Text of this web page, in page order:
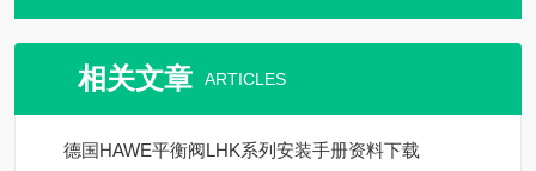
相关文章 ARTICLES
德国HAWE平衡阀LHK系列安装手册资料下载